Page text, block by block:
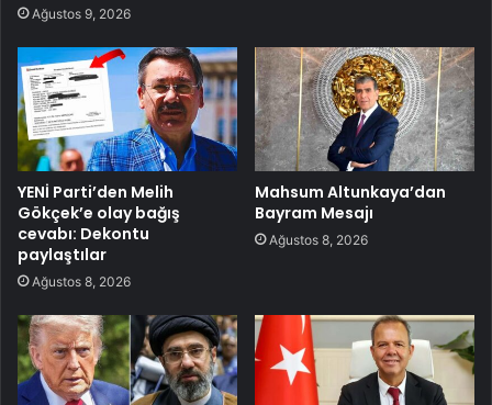
Ağustos 9, 2026
YENİ Parti’den Melih
Gökçek’e olay bağış
cevabı: Dekontu
paylaştılar
Ağustos 8, 2026
Mahsum Altunkaya’dan
Bayram Mesajı
Ağustos 8, 2026